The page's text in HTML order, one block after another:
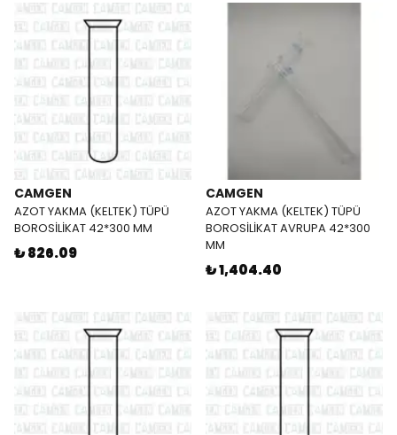
CAMGEN
AZOT YAKMA (KELTEK) TÜPÜ
BOROSİLİKAT 42*300 MM
₺ 826.09
CAMGEN
AZOT YAKMA (KELTEK) TÜPÜ
BOROSİLİKAT AVRUPA 42*300
MM
₺ 1,404.40